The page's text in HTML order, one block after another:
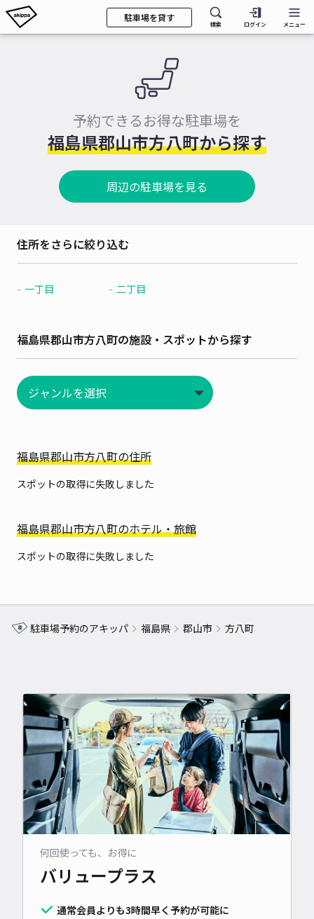
駐車場を貸す
検索 ログイン メニュー
予約できるお得な駐車場を
福島県郡山市方八町から探す
周辺の駐車場を見る
住所をさらに絞り込む
一丁目 二丁目
福島県郡山市方八町の施設・スポットから探す
福島県郡山市方八町の住所
スポットの取得に失敗しました
福島県郡山市方八町のホテル・旅館
スポットの取得に失敗しました
駐車場予約のアキッパ 福島県 郡山市 方八町
何回使っても、お得に
バリュープラス
通常会員よりも3時間早く予約が可能に